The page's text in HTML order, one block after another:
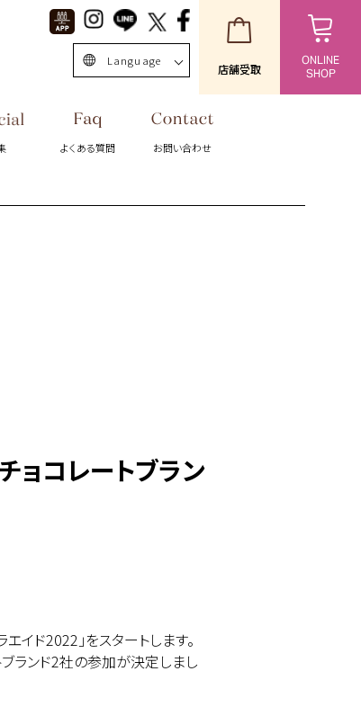
Language
Singapore/EN
店舗受取
ONLINE
SHOP
よくある質問 お問い合わせ
ョコレートブラン
イド2022」をスタートします。
ランド2社の参加が決定しまし